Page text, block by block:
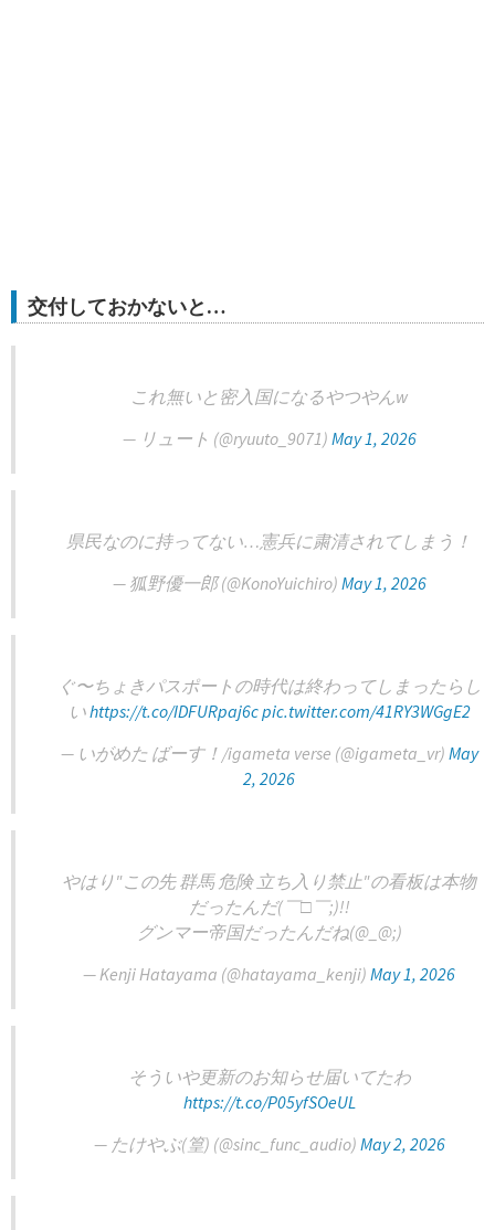
交付しておかないと…
これ無いと密入国になるやつやんw
— リュート (@ryuuto_9071) May 1, 2026
県民なのに持ってない…憲兵に粛清されてしまう！
— 狐野優一郎 (@KonoYuichiro) May 1, 2026
ぐ〜ちょきパスポートの時代は終わってしまったらし
いhttps://t.co/IDFURpaj6cpic.twitter.com/41RY3WGgE2
— いがめた ばーす！/igameta verse (@igameta_vr) May
2, 2026
やはり"この先 群馬 危険 立ち入り禁止"の看板は本物
だったんだ(￣□￣;)!!
グンマー帝国だったんだね(@_@;)
— Kenji Hatayama (@hatayama_kenji) May 1, 2026
そういや更新のお知らせ届いてたわ
https://t.co/P05yfSOeUL
— たけやぶ(篁) (@sinc_func_audio) May 2, 2026